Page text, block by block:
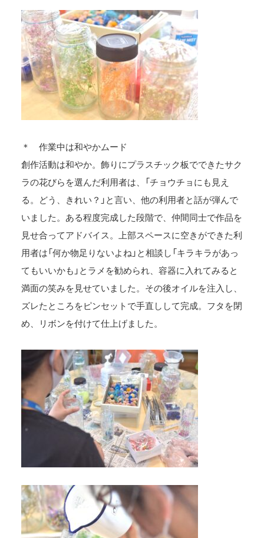
＊ 作業中は和やかムード
創作活動は和やか。飾りにプラスチック板でできたサク
ラの花びらを選んだ利用者は、「チョウチョにも見え
る。どう、きれい？」と言い、他の利用者と話が弾んで
いました。ある程度完成した段階で、仲間同士で作品を
見せ合ってアドバイス。上部スペースに空きができた利
用者は「何か物足りないよね」と相談し「キラキラがあっ
てもいいかも」とラメを勧められ、容器に入れてみると
満面の笑みを見せていました。その後オイルを注入し、
ズレたところをピンセットで手直しして完成。フタを閉
め、リボンを付けて仕上げました。